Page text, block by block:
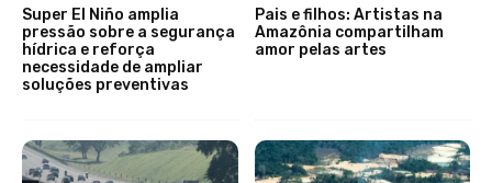
Super El Niño amplia
pressão sobre a segurança
hídrica e reforça
necessidade de ampliar
soluções preventivas
Pais e filhos: Artistas na
Amazônia compartilham
amor pelas artes